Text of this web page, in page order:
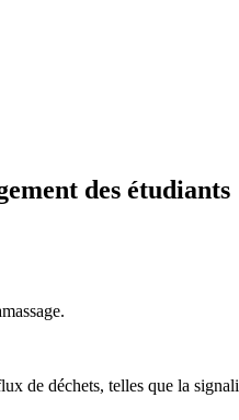
des étudiants
de déchets, telles que la